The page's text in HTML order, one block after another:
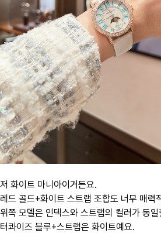
저 화이트 마니아이거든요.
레드 골드+화이트 스트랩 조합도 너무 매력
위쪽 모델은 인덱스와 스트랩의 컬러가 동
터콰이즈 블루+스트랩은 화이트예요.